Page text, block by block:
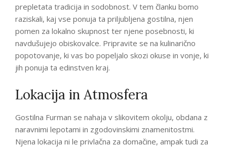
prepletata tradicija in sodobnost. V tem članku bomo
raziskali, kaj vse ponuja ta priljubljena gostilna, njen
pomen za lokalno skupnost ter njene posebnosti, ki
navdušujejo obiskovalce. Pripravite se na kulinarično
popotovanje, ki vas bo popeljalo skozi okuse in vonje, ki
jih ponuja ta edinstven kraj.
Lokacija in Atmosfera
Gostilna Furman se nahaja v slikovitem okolju, obdana z
naravnimi lepotami in zgodovinskimi znamenitostmi.
Njena lokacija ni le privlačna za domačine, ampak tudi za